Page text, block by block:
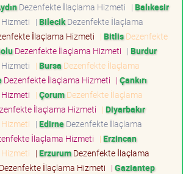
Dezenfekte İlaçlama Hizmeti | Balıkesir
| BilecikDezenfekte İlaçlama
İlaçlama Hizmeti | BitlisDezenfekte
Dezenfekte İlaçlama Hizmeti | Burdur
| Bursa Dezenfekte İlaçlama
Dezenfekte İlaçlama Hizmeti | Çankırı
| ÇorumDezenfekte İlaçlama
İlaçlama Hizmeti | Diyarbakır
| EdirneDezenfekte İlaçlama
İlaçlama Hizmeti | Erzincan
| ErzurumDezenfekte İlaçlama
İlaçlama Hizmeti | Gaziantep